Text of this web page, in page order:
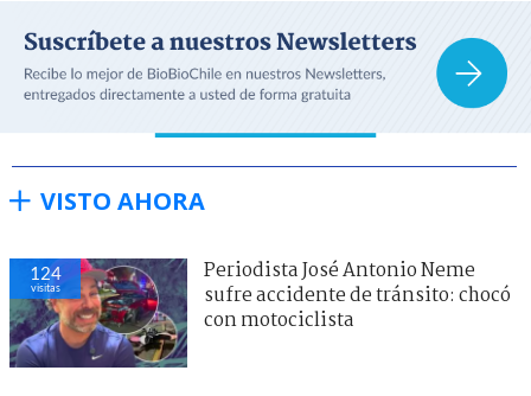
VISTO AHORA
124
visitas
Periodista José Antonio Neme
sufre accidente de tránsito: chocó
con motociclista